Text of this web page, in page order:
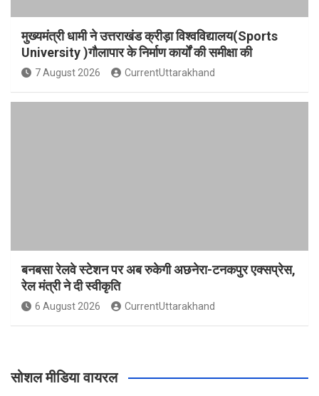
मुख्यमंत्री धामी ने उत्तराखंड क्रीड़ा विश्वविद्यालय(Sports
University )गौलापार के निर्माण कार्यों की समीक्षा की
7 August 2026 CurrentUttarakhand
बनबसा रेलवे स्टेशन पर अब रुकेगी अछनेरा-टनकपुर एक्सप्रेस,
रेल मंत्री ने दी स्वीकृति
6 August 2026 CurrentUttarakhand
सोशल मीडिया वायरल